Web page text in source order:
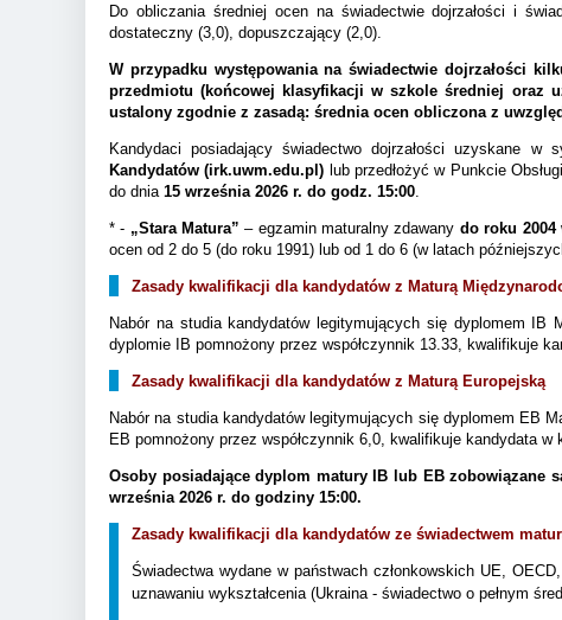
Do obliczania średniej ocen na świadectwie dojrzałości i
dostateczny (3,0), dopuszczający (2,0).
W przypadku występowania na świadectwie dojrzałości
przedmiotu (końcowej klasyfikacji w szkole średniej oraz
ustalony zgodnie z zasadą: średnia ocen obliczona z
Kandydaci posiadający świadectwo dojrzałości uzyskane w
Kandydatów (irk.uwm.edu.pl) lub przedłożyć w Punkcie
do dnia15 września 2026 r. do godz. 15:00.
* - „Stara Matura” – egzamin maturalny zdawany do roku 2004
ocen od 2 do 5 (do roku 1991) lub od 1 do 6 (w latach
Zasady kwalifikacji dla kandydatów z Maturą
Nabór na studia kandydatów legitymujących się dyplomem IB
dyplomie IB pomnożony przez współczynnik 13.33, kwalifikuje
Zasady kwalifikacji dla kandydatów z Maturą Europejską
Nabór na studia kandydatów legitymujących się dyplomem EB
EB pomnożony przez współczynnik 6,0, kwalifikuje kandydata w
Osoby posiadające dyplom matury IB lub EB zobowiązane
września 2026 r. do godziny 15:00.
Zasady kwalifikacji dla kandydatów ze świadectwem
Świadectwa wydane w państwach członkowskich UE,
uznawaniu wykształcenia (Ukraina - świadectwo o pełnym